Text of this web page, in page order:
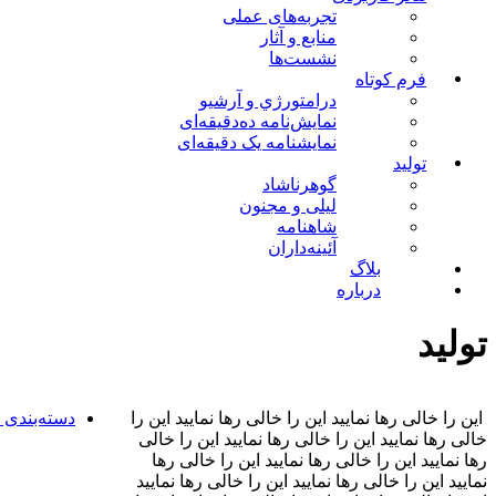
تجربه‌های عملی
منابع و آثار
نشست‌ها
فرم کوتاه
درامتورژي و آرشیو
نمایش‌نامه ده‌دقیقه‌ای
نمایشنامه یک دقیقه‌ای
تولید
گوهرناشاد
لیلی و مجنون
شاهنامه
آئینه‌داران
بلاگ
درباره
تولید